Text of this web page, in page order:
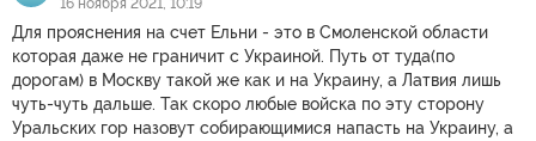
16 ноября 2021, 10:19
Для прояснения на счет Ельни - это в Смоленской области
которая даже не граничит с Украиной. Путь от туда(по
дорогам) в Москву такой же как и на Украину, а Латвия лишь
чуть-чуть дальше. Так скоро любые войска по эту сторону
Уральских гор назовут собирающимися напасть на Украину, а